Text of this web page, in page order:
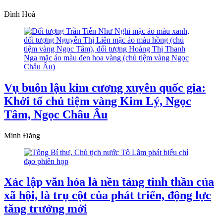
Đình Hoà
Vụ buôn lậu kim cương xuyên quốc gia:
Khởi tố chủ tiệm vàng Kim Lý, Ngọc
Tâm, Ngọc Châu Âu
Minh Đăng
Xác lập văn hóa là nền tảng tinh thần của
xã hội, là trụ cột của phát triển, động lực
tăng trưởng mới